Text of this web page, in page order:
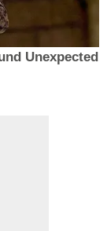
Unexpected